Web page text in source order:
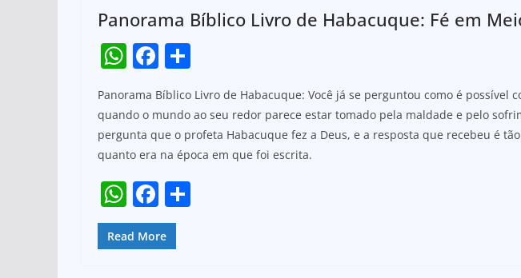
Panorama Bíblico Livro de Habacuque: Fé em
W
at
s
A
p
p
F
a
c
e
b
o
o
k
h
ar
e
Panorama Bíblico Livro de Habacuque: Você já se perguntou como é possível
quando o mundo ao seu redor parece estar tomado pela maldade e pelo
pergunta que o profeta Habacuque fez a Deus, e a resposta que recebeu é
quanto era na época em que foi escrita.
W
h
at
F
a
c
Read More